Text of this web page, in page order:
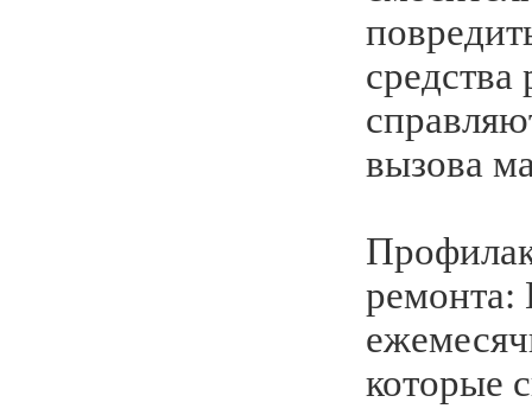
средства
вызова
ремонта:
которые